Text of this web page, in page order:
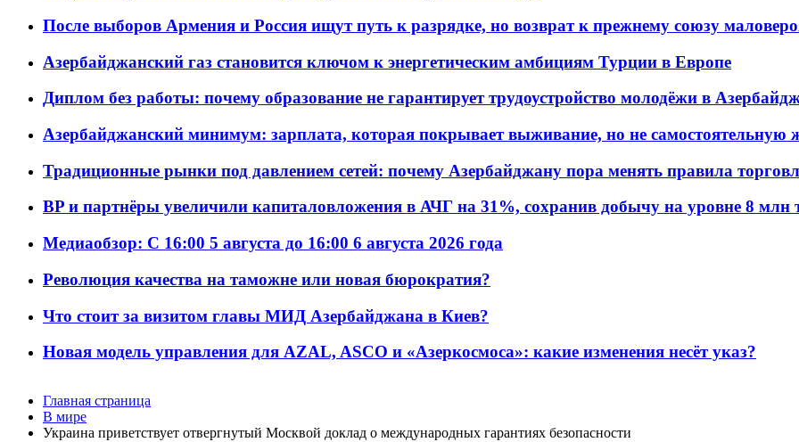
После выборов Армения и Россия ищут путь к разрядке, но возврат к прежнему союзу
Азербайджанский газ становится ключом к энергетическим амбициям Турции в Европе
Диплом без работы: почему образование не гарантирует трудоустройство молодёжи в
Азербайджанский минимум: зарплата, которая покрывает выживание, но не самостоятельную
Традиционные рынки под давлением сетей: почему Азербайджану пора менять правила
BP и партнёры увеличили капиталовложения в АЧГ на 31%, сохранив добычу на уровне 8 млн
Медиаобзор: С 16:00 5 августа до 16:00 6 августа 2026 года
Революция качества на таможне или новая бюрократия?
Что стоит за визитом главы МИД Азербайджана в Киев?
Новая модель управления для AZAL, ASCO и «Азеркосмоса»: какие изменения несёт указ?
Главная страница
В мире
Украина приветствует отвергнутый Москвой доклад о международных гарантиях безопасности